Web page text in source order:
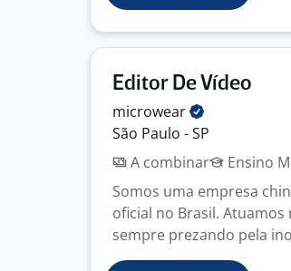
Editor De Vídeo
microwear
São Paulo - SP
A combinar
Ensino
Somos uma empresa
oficial no Brasil.
sempre prezando pela